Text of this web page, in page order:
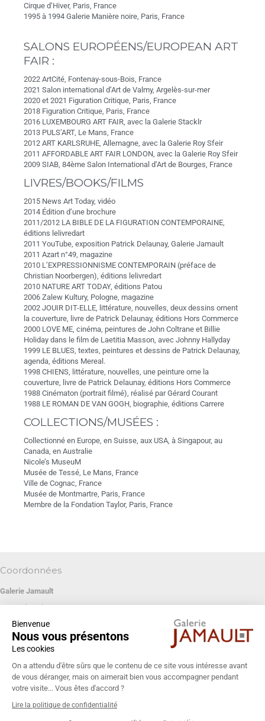
Bienvenue
Nous vous présentons
Les cookies
On a attendu d'être sûrs que le contenu de ce site vous intéresse avant
de vous déranger, mais on aimerait bien vous accompagner pendant
votre visite... Vous êtes d'accord ?
Lire la politique de confidentialité
Cirque d’Hiver, Paris, France
1995 à 1994 Galerie Manière noire, Paris, France
SALONS EUROPÉENS/EUROPEAN ART
FAIR :
2022 ArtCité, Fontenay-sous-Bois, France
2021 Salon international d’Art de Valmy, Argelès-sur-mer
2020 et 2021 Figuration Critique, Paris, France
2018 Figuration Critique, Paris, France
2016 LUXEMBOURG ART FAIR, avec la Galerie Stacklr
2013 PULS’ART, Le Mans, France
2012 ART KARLSRUHE, Allemagne, avec la Galerie Roy Sfeir
2011 AFFORDABLE ART FAIR LONDON, avec la Galerie Roy Sfeir
2009 SIAB, 84ème Salon International d’Art de Bourges, France
LIVRES/BOOKS/FILMS
2015 News Art Today, vidéo
2014 Édition d’une brochure
2011/2012 LA BIBLE DE LA FIGURATION CONTEMPORAINE,
éditions lelivredart
2011 YouTube, exposition Patrick Delaunay, Galerie Jamault
2011 Azart n°49, magazine
2010 L’EXPRESSIONNISME CONTEMPORAIN (préface de
Christian Noorbergen), éditions lelivredart
2010 NATURE ART TODAY, éditions Patou
2006 Zalew Kultury, Pologne, magazine
2002 JOUIR DIT-ELLE, littérature, nouvelles, deux dessins ornent
la couverture, livre de Patrick Delaunay, éditions Hors Commerce
2000 LOVE ME, cinéma, peintures de John Coltrane et Billie
Holiday dans le film de Laetitia Masson, avec Johnny Hallyday
1999 LE BLUES, textes, peintures et dessins de Patrick Delaunay,
agenda, éditions Mereal.
1998 CHIENS, littérature, nouvelles, une peinture orne la
couverture, livre de Patrick Delaunay, éditions Hors Commerce
1988 Cinématon (portrait filmé), réalisé par Gérard Courant
1988 LE ROMAN DE VAN GOGH, biographie, éditions Carrere
COLLECTIONS/MUSÉES :
Collectionné en Europe, en Suisse, aux USA, à Singapour, au
Canada, en Australie
Nicole’s MuseuM
Musée de Tessé, Le Mans, France
Ville de Cognac, France
Musée de Montmartre, Paris, France
Membre de la Fondation Taylor, Paris, France
Coordonnées
Galerie Jamault
19 rue des Blancs Manteaux
75004 PARIS
+33 (0)1 42 74 13 85
galeriejamault@gmail.com